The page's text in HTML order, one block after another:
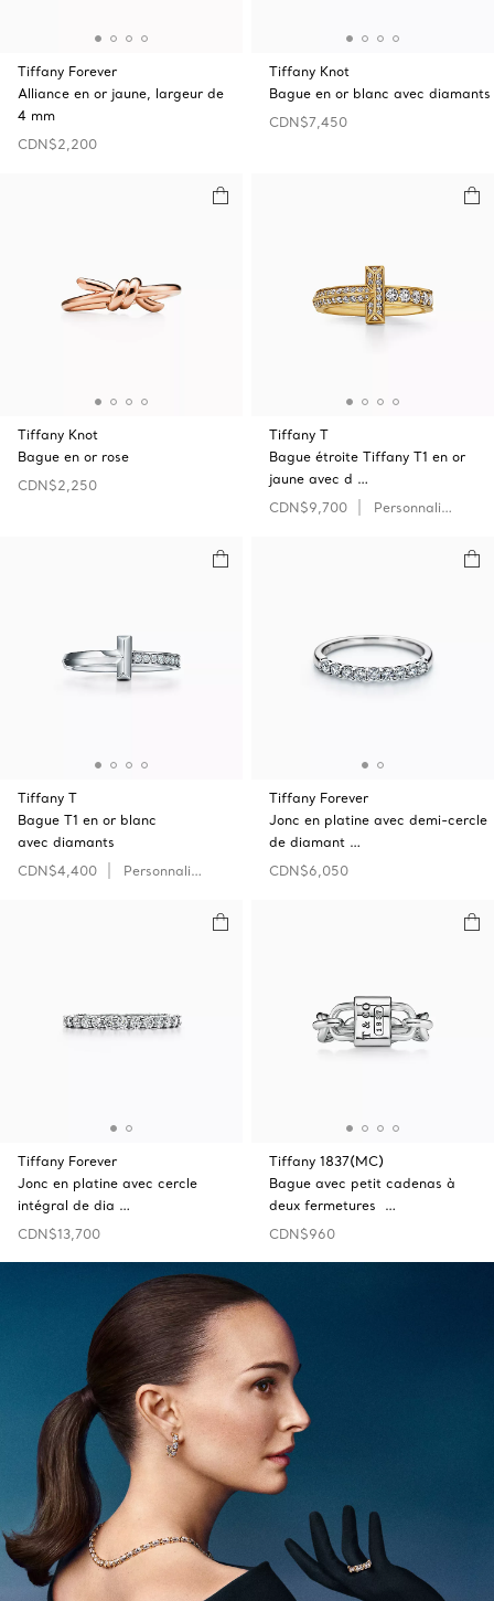
Tiffany Forever
Alliance en or jaune, largeur de
4 mm
CDN$2,200
Tiffany Knot
Bague en or blanc avec diamants
CDN$7,450
Tiffany Knot
Bague en or rose
CDN$2,250
Tiffany T
Bague étroite Tiffany T1 en or
jaune avec d …
CDN$9,700
Personnaliser
Tiffany T
Bague T1 en or blanc
avec diamants
CDN$4,400
Personnaliser
Tiffany Forever
Jonc en platine avec demi-cercle
de diamant …
CDN$6,050
Tiffany Forever
Jonc en platine avec cercle
intégral de dia …
CDN$13,700
Tiffany 1837(MC)
Bague avec petit cadenas à
deux fermetures …
CDN$960